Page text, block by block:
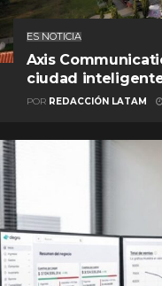
ES NOTICIA
Axis
ciudad
POR REDACCIÓN LATAM